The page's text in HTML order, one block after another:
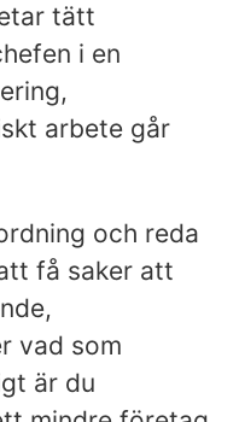
tätt
i en
arbete går
och reda
få saker att
vad som
är du